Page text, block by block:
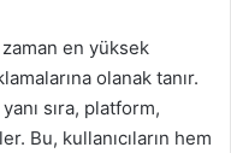
zaman en yüksek
olanak tanır.
sıra, platform,
Bu, kullanıcıların hem